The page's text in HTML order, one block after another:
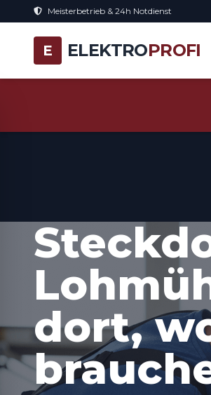
Meisterbetrieb & 24h Notdienst
E ELEKTROPROFI
dort,